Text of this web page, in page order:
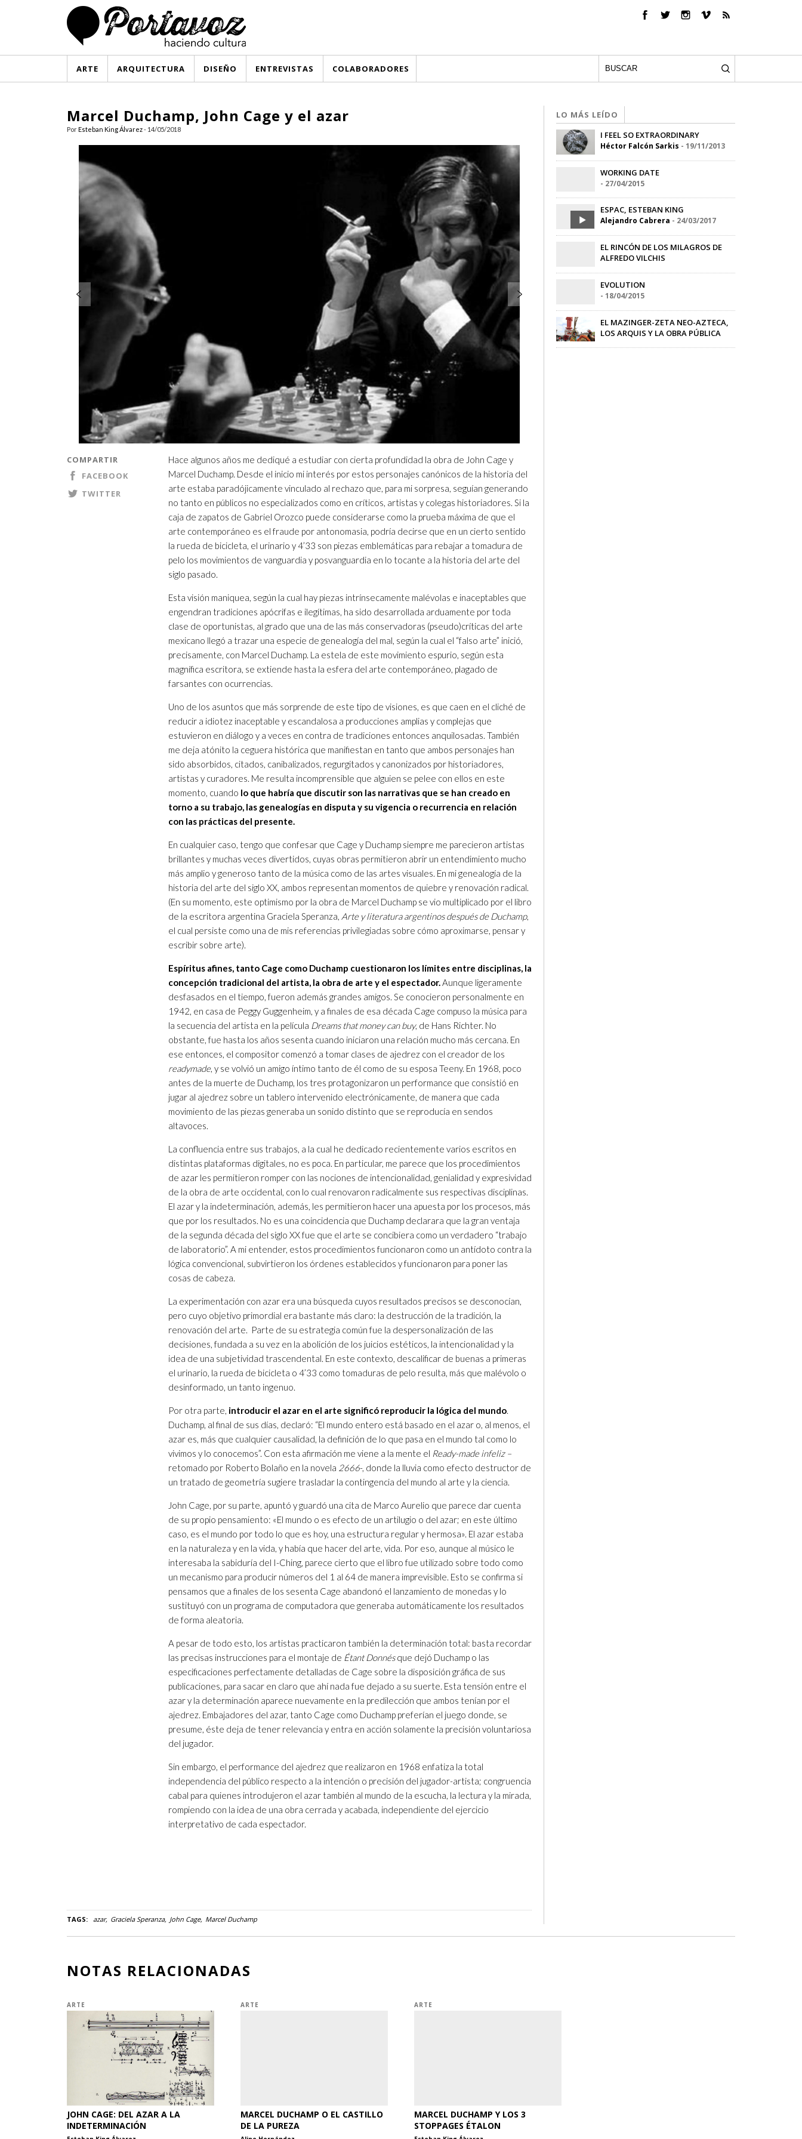
ARTE ARQUITECTURA DISEÑO ENTREVISTAS COLABORADORES
Marcel Duchamp, John Cage y el azar
PorEsteban King Álvarez- 14/05/2018
COMPARTIR
FACEBOOK
TWITTER
Hace algunos años me dediqué a estudiar con cierta profundidad la obra de John Cage y
Marcel Duchamp. Desde el inicio mi interés por estos personajes canónicos de la historia del
arte estaba paradójicamente vinculado al rechazo que, para mi sorpresa, seguían generando
no tanto en públicos no especializados como en críticos, artistas y colegas historiadores. Si la
caja de zapatos de Gabriel Orozco puede considerarse como la prueba máxima de que el
arte contemporáneo es el fraude por antonomasia, podría decirse que en un cierto sentido
la rueda de bicicleta, el urinario y 4’33 son piezas emblemáticas para rebajar a tomadura de
pelo los movimientos de vanguardia y posvanguardia en lo tocante a la historia del arte del
siglo pasado.
Esta visión maniquea, según la cual hay piezas intrínsecamente malévolas e inaceptables que
engendran tradiciones apócrifas e ilegítimas, ha sido desarrollada arduamente por toda
clase de oportunistas, al grado que una de las más conservadoras (pseudo)críticas del arte
mexicano llegó a trazar una especie de genealogía del mal, según la cual el “falso arte” inició,
precisamente, con Marcel Duchamp. La estela de este movimiento espurio, según esta
magnífica escritora, se extiende hasta la esfera del arte contemporáneo, plagado de
farsantes con ocurrencias.
Uno de los asuntos que más sorprende de este tipo de visiones, es que caen en el cliché de
reducir a idiotez inaceptable y escandalosa a producciones amplias y complejas que
estuvieron en diálogo y a veces en contra de tradiciones entonces anquilosadas. También
me deja atónito la ceguera histórica que manifiestan en tanto que ambos personajes han
sido absorbidos, citados, canibalizados, regurgitados y canonizados por historiadores,
artistas y curadores. Me resulta incomprensible que alguien se pelee con ellos en este
momento, cuando lo que habría que discutir son las narrativas que se han creado en
torno a su trabajo, las genealogías en disputa y su vigencia o recurrencia en relación
con las prácticas del presente.
En cualquier caso, tengo que confesar que Cage y Duchamp siempre me parecieron artistas
brillantes y muchas veces divertidos, cuyas obras permitieron abrir un entendimiento mucho
más amplio y generoso tanto de la música como de las artes visuales. En mi genealogía de la
historia del arte del siglo XX, ambos representan momentos de quiebre y renovación radical.
(En su momento, este optimismo por la obra de Marcel Duchamp se vio multiplicado por el libro
de la escritora argentina Graciela Speranza, Arte y literatura argentinos después de Duchamp,
el cual persiste como una de mis referencias privilegiadas sobre cómo aproximarse, pensar y
escribir sobre arte).
Espíritus afines, tanto Cage como Duchamp cuestionaron los límites entre disciplinas, la
concepción tradicional del artista, la obra de arte y el espectador.Aunque ligeramente
desfasados en el tiempo, fueron además grandes amigos. Se conocieron personalmente en
1942, en casa de Peggy Guggenheim, y a finales de esa década Cage compuso la música para
la secuencia del artista en la película Dreams that money can buy, de Hans Richter. No
obstante, fue hasta los años sesenta cuando iniciaron una relación mucho más cercana. En
ese entonces, el compositor comenzó a tomar clases de ajedrez con el creador de los
readymade, y se volvió un amigo íntimo tanto de él como de su esposa Teeny. En 1968, poco
antes de la muerte de Duchamp, los tres protagonizaron un performance que consistió en
jugar al ajedrez sobre un tablero intervenido electrónicamente, de manera que cada
movimiento de las piezas generaba un sonido distinto que se reproducía en sendos
altavoces.
La confluencia entre sus trabajos, a la cual he dedicado recientemente varios escritos en
distintas plataformas digitales, no es poca. En particular, me parece que los procedimientos
de azar les permitieron romper con las nociones de intencionalidad, genialidad y expresividad
de la obra de arte occidental, con lo cual renovaron radicalmente sus respectivas disciplinas.
El azar y la indeterminación, además, les permitieron hacer una apuesta por los procesos, más
que por los resultados. No es una coincidencia que Duchamp declarara que la gran ventaja
de la segunda década del siglo XX fue que el arte se concibiera como un verdadero “trabajo
de laboratorio”. A mi entender, estos procedimientos funcionaron como un antídoto contra la
lógica convencional, subvirtieron los órdenes establecidos y funcionaron para poner las
cosas de cabeza.
La experimentación con azar era una búsqueda cuyos resultados precisos se desconocían,
pero cuyo objetivo primordial era bastante más claro: la destrucción de la tradición, la
renovación del arte. Parte de su estrategia común fue la despersonalización de las
decisiones, fundada a su vez en la abolición de los juicios estéticos, la intencionalidad y la
idea de una subjetividad trascendental. En este contexto, descalificar de buenas a primeras
el urinario, la rueda de bicicleta o 4’33 como tomaduras de pelo resulta, más que malévolo o
desinformado, un tanto ingenuo.
Por otra parte, introducir el azar en el arte significó reproducir la lógica del mundo.
Duchamp, al final de sus días, declaró: “El mundo entero está basado en el azar o, al menos, el
azar es, más que cualquier causalidad, la definición de lo que pasa en el mundo tal como lo
vivimos y lo conocemos”. Con esta afirmación me viene a la mente el Ready-made infeliz –
retomado por Roberto Bolaño en la novela 2666-, donde la lluvia como efecto destructor de
un tratado de geometría sugiere trasladar la contingencia del mundo al arte y la ciencia.
John Cage, por su parte, apuntó y guardó una cita de Marco Aurelio que parece dar cuenta
de su propio pensamiento: «El mundo o es efecto de un artilugio o del azar; en este último
caso, es el mundo por todo lo que es hoy, una estructura regular y hermosa». El azar estaba
en la naturaleza y en la vida, y había que hacer del arte, vida. Por eso, aunque al músico le
interesaba la sabiduría del I-Ching, parece cierto que el libro fue utilizado sobre todo como
un mecanismo para producir números del 1 al 64 de manera imprevisible. Esto se confirma si
pensamos que a finales de los sesenta Cage abandonó el lanzamiento de monedas y lo
sustituyó con un programa de computadora que generaba automáticamente los resultados
de forma aleatoria.
A pesar de todo esto, los artistas practicaron también la determinación total: basta recordar
las precisas instrucciones para el montaje de Étant Donnésque dejó Duchamp o las
especificaciones perfectamente detalladas de Cage sobre la disposición gráfica de sus
publicaciones, para sacar en claro que ahí nada fue dejado a su suerte. Esta tensión entre el
azar y la determinación aparece nuevamente en la predilección que ambos tenían por el
ajedrez. Embajadores del azar, tanto Cage como Duchamp preferían el juego donde, se
presume, éste deja de tener relevancia y entra en acción solamente la precisión voluntariosa
del jugador.
Sin embargo, el performance del ajedrez que realizaron en 1968 enfatiza la total
independencia del público respecto a la intención o precisión del jugador-artista; congruencia
cabal para quienes introdujeron el azar también al mundo de la escucha, la lectura y la mirada,
rompiendo con la idea de una obra cerrada y acabada, independiente del ejercicio
interpretativo de cada espectador.
TAGS: azar Graciela Speranza John Cage Marcel Duchamp
LO MÁS LEÍDO
I FEEL SO EXTRAORDINARY
Héctor Falcón Sarkis - 19/11/2013
WORKING DATE
- 27/04/2015
ESPAC, ESTEBAN KING
Alejandro Cabrera - 24/03/2017
EL RINCÓN DE LOS MILAGROS DE
ALFREDO VILCHIS
EVOLUTION
- 18/04/2015
EL MAZINGER-ZETA NEO-AZTECA,
LOS ARQUIS Y LA OBRA PÚBLICA
NOTAS RELACIONADAS
ARTE
JOHN CAGE: DEL AZAR A LA
INDETERMINACIÓN
ARTE
MARCEL DUCHAMP O EL CASTILLO
DE LA PUREZA
ARTE
MARCEL DUCHAMP Y LOS 3
STOPPAGES ÉTALON